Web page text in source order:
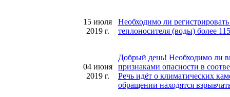
15 июля
2019 г.
Необходимо ли
теплоносителя (воды) более
04 июня
2019 г.
Добрый день! Необходимо ли
признаками опасности в
Речь идёт о климатических
обращении находятся